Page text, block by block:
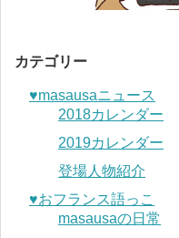
カテゴリー
♥︎masausaニュース
2018カレンダー
2019カレンダー
登場人物紹介
♥︎おフランス語っこ
masausaの日常